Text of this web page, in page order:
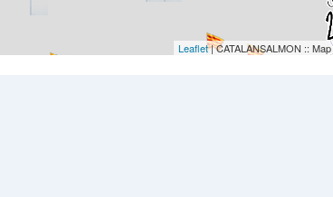
Leaflet| CATALANSALMON ::